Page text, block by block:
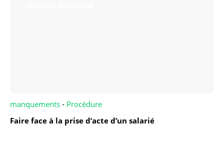
manquements - Procédure
Faire face à la prise d’acte d’un salarié